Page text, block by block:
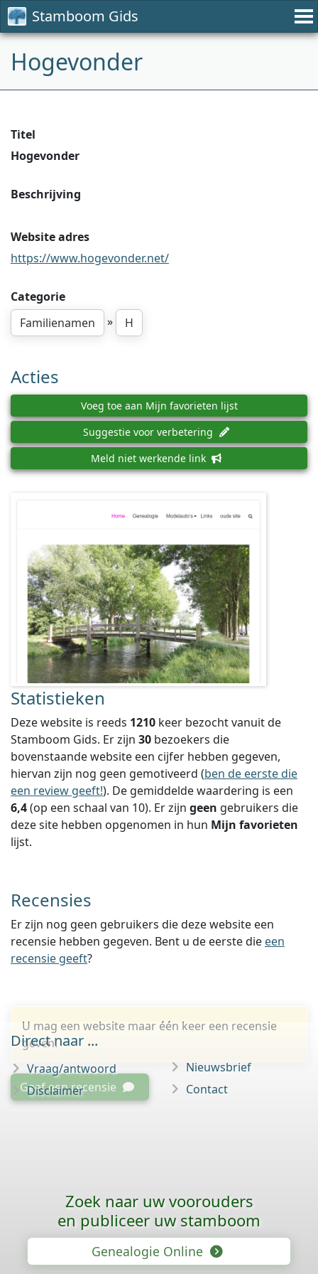
Stamboom Gids
Hogevonder
Titel
Hogevonder
Beschrijving
Website adres
https://www.hogevonder.net/
Categorie
Familienamen
» H
Acties
Voeg toe aan Mijn favorieten lijst
Suggestie voor verbetering
Meld niet werkende link
Statistieken
Deze website is reeds 1210 keer bezocht vanuit de
Stamboom Gids. Er zijn 30 bezoekers die
bovenstaande website een cijfer hebben gegeven,
hiervan zijn nog geen gemotiveerd (ben de eerste die
een review geeft!). De gemiddelde waardering is een
6,4(op een schaal van 10). Er zijn geen gebruikers die
deze site hebben opgenomen in hun Mijn favorieten
lijst.
Recensies
Er zijn nog geen gebruikers die deze website een
recensie hebben gegeven. Bent u de eerste die een
recensie geeft?
U mag een website maar één keer een recensie
geven.
Geef een recensie
Direct naar ...
Vraag/antwoord
Disclaimer
Nieuwsbrief
Contact
Zoek naar uw voorouders
en publiceer uw stamboom
Genealogie Online